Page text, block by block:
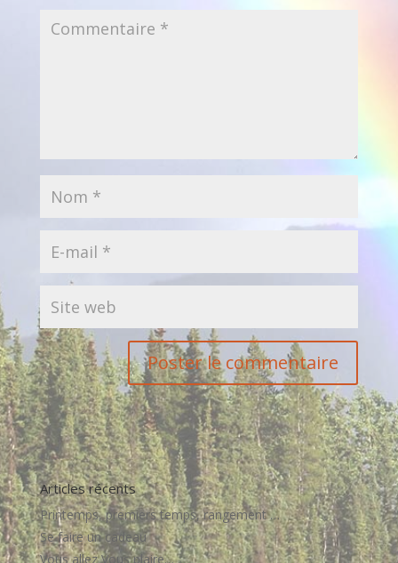
Articles récents
Printemps, premiers temps, rangement …
Se faire un cadeau
Vous allez Vous plaire…